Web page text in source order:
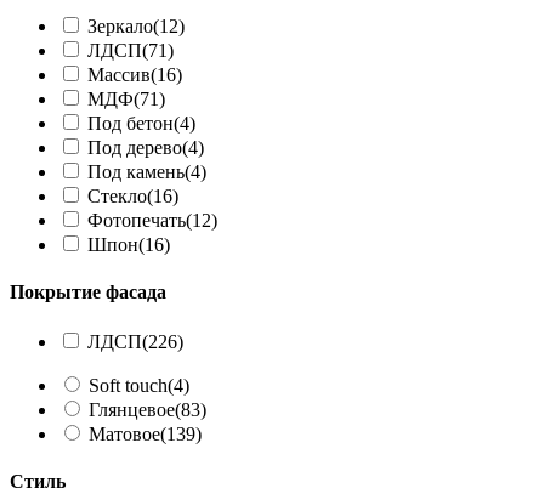
Зеркало(12)
ЛДСП(71)
Массив(16)
МДФ(71)
Под бетон(4)
Под дерево(4)
Под камень(4)
Стекло(16)
Фотопечать(12)
Шпон(16)
Покрытие фасада
ЛДСП(226)
Soft touch(4)
Глянцевое(83)
Матовое(139)
Стиль